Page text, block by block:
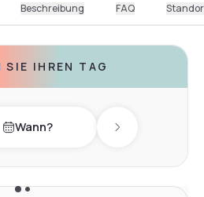
Beschreibung FAQ
SIE IHREN TAG
Wann? Next day